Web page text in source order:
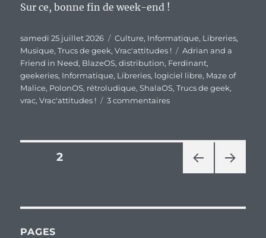
Sur ce, bonne fin de week-end !
Publié
le
samedi 25 juillet 2026 Catégories
Culture, Informatique, Libreries,
Musique,Trucs de geek,Vrac'attitudes ! Étiquettes
Adrian and a
Friend in Need, BlazeOS,distribution, Ferdinant,
geekeries, Informatique, Libreries, logiciel libre, Maze of
Malice, PolonOS, rétroludique,ShalaOS,Trucs de geek,
vrac,Vrac'attitudes ! 3 commentairessur
semaine…
Pagination
publications
CÉD
PAGE2
ANT
PAGES